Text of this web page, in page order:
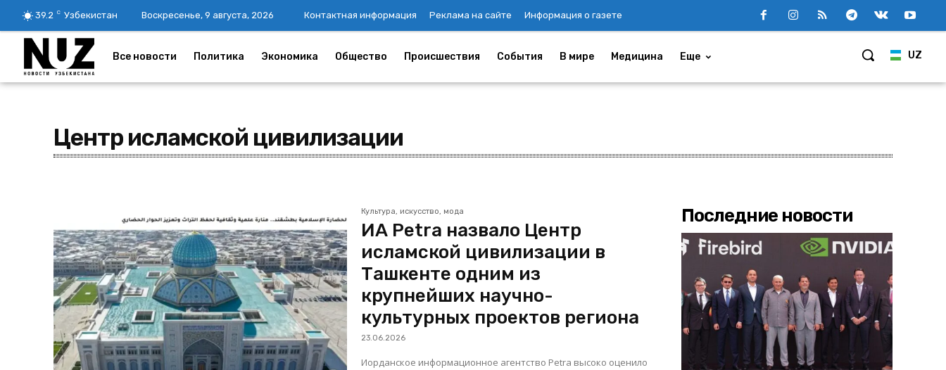
39.2 C Узбекистан Воскресенье, 9 августа, 2026 Контактная информация Реклама на сайте Информация о газете
UZ
Все новости Политика Экономика Общество Происшествия События В мире Медицина Еще
Центр исламской цивилизации
Культура, искусство, мода
ИА Petra назвало Центр
исламской цивилизации в
Ташкенте одним из
крупнейших научно-
культурных проектов региона
23.06.2026
Иорданское информационное агентство Petra высоко оценило
Последние новости